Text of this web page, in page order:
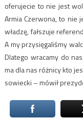
oferujecie to nie jest
Armia Czerwona, to nie
władzę, fałszuje
A my przysięgaliśmy
Dlatego wracamy do
ma dla nas różnicy kto
sowiecki – mówił